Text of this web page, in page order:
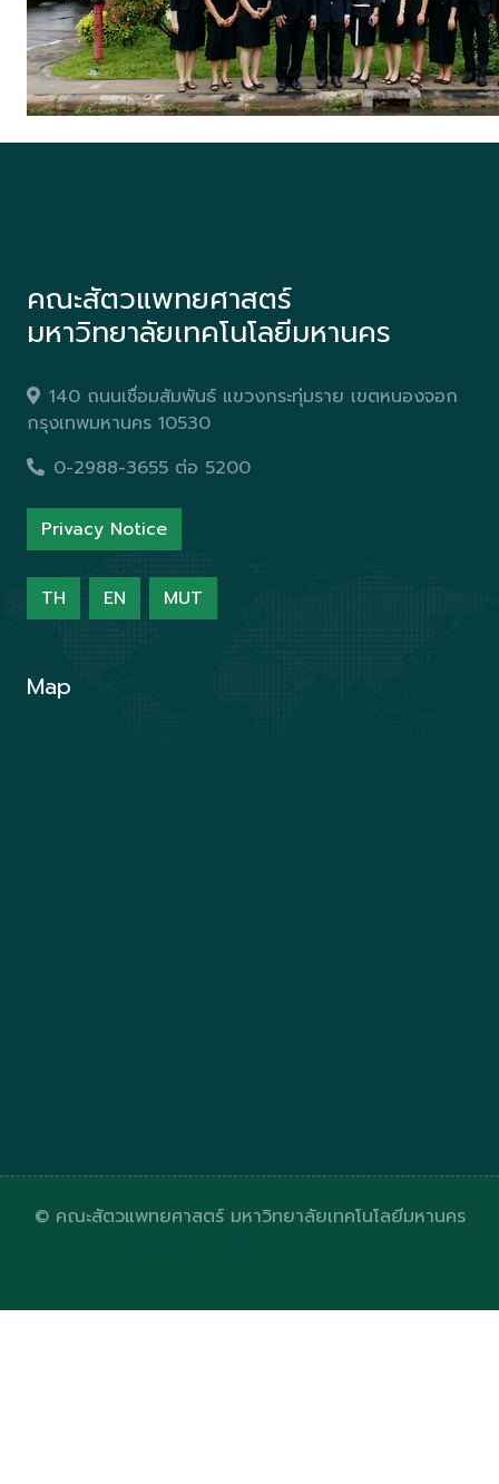
คณะสัตวแพทยศาสตร์
มหาวิทยาลัยเทคโนโลยีมหานคร
140 ถนนเชื่อมสัมพันธ์ แขวงกระทุ่มราย เขตหนองจอก
กรุงเทพมหานคร 10530
0-2988-3655 ต่อ 5200
Privacy Notice
TH EN MUT
Map
© คณะสัตวแพทยศาสตร์ มหาวิทยาลัยเทคโนโลยีมหานคร